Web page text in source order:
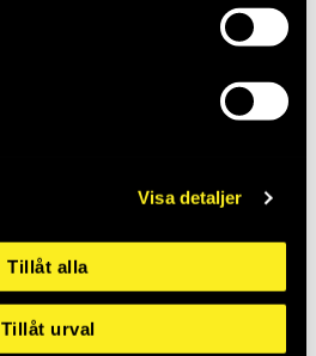
Visa detaljer
Tillåt alla
Tillåt urvalSmideshammare
1500g Grafitskaft